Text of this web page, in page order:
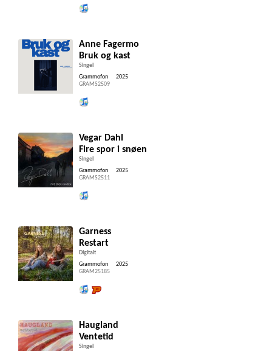
Anne Fagermo
Bruk og kast
Singel
Grammofon
GRAMS2509
2025
Vegar Dahl
Fire spor i snøen
Singel
Grammofon
GRAMS2511
2025
Garness
Restart
Digitalt
Grammofon
GRAM25185
2025
Lytt og kjøp iTunes
Haugland
Ventetid
Singel